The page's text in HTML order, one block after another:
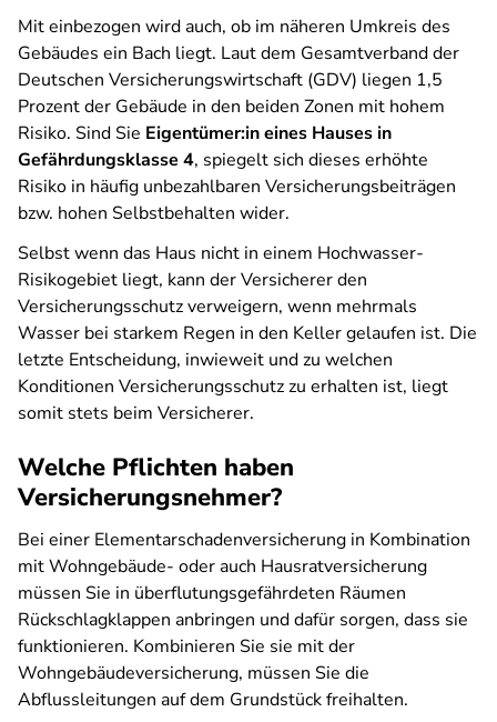
Mit einbezogen wird auch, ob im näheren Umkreis des
Gebäudes ein Bach liegt. Laut dem Gesamtverband der
Deutschen Versicherungswirtschaft (GDV) liegen 1,5
Prozent der Gebäude in den beiden Zonen mit hohem
Risiko. Sind Sie Eigentümer:in eines Hauses in
Gefährdungsklasse 4, spiegelt sich dieses erhöhte
Risiko in häufig unbezahlbaren Versicherungsbeiträgen
bzw. hohen Selbstbehalten wider.
Selbst wenn das Haus nicht in einem Hochwasser-
Risikogebiet liegt, kann der Versicherer den
Versicherungsschutz verweigern, wenn mehrmals
Wasser bei starkem Regen in den Keller gelaufen ist. Die
letzte Entscheidung, inwieweit und zu welchen
Konditionen Versicherungsschutz zu erhalten ist, liegt
somit stets beim Versicherer.
Welche Pflichten haben
Versicherungsnehmer?
Bei einer Elementarschadenversicherung in Kombination
mit Wohngebäude- oder auch Hausratversicherung
müssen Sie in überflutungsgefährdeten Räumen
Rückschlagklappen anbringen und dafür sorgen, dass sie
funktionieren. Kombinieren Sie sie mit der
Wohngebäudeversicherung, müssen Sie die
Abflussleitungen auf dem Grundstück freihalten.